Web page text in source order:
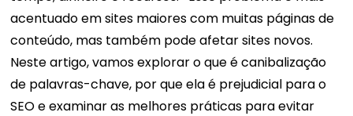
acentuado em sites maiores com muitas páginas de
conteúdo, mas também pode afetar sites novos.
Neste artigo, vamos explorar o que é canibalização
de palavras-chave, por que ela é prejudicial para o
SEO e examinar as melhores práticas para evitar